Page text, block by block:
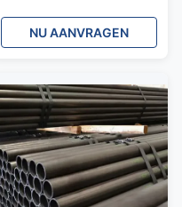
Aangepast 50mm
NU AANVRAGEN